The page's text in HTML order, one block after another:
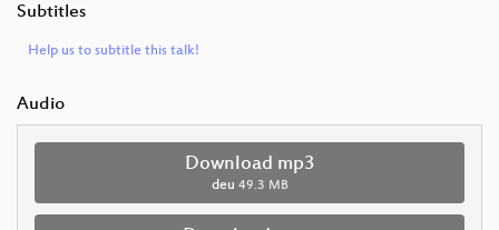
Subtitles
Help us to subtitle this talk!
Audio
Download mp3
deu 49.3 MB